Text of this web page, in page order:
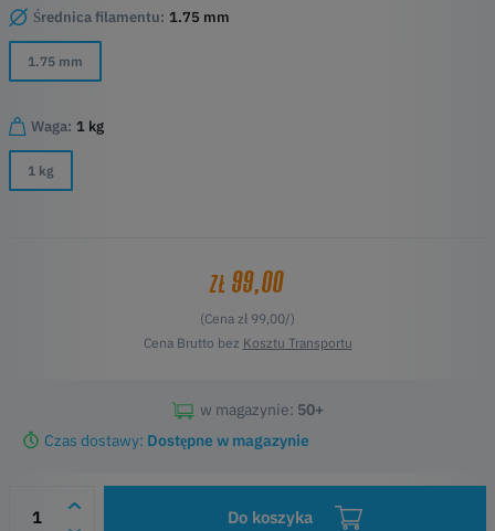
Średnica filamentu: 1.75 mm
1.75 mm
Waga: 1 kg
1 kg
ZŁ 99,00
(Cena zł 99,00/)
Cena Brutto bez Kosztu Transportu
w magazynie: 50+
Czas dostawy: Dostępne w magazynie
Do koszyka